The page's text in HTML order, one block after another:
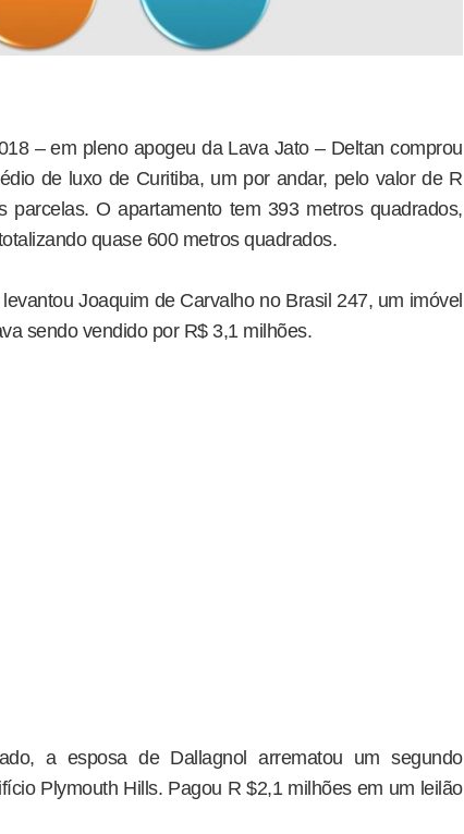
– em pleno apogeu da Lava Jato – Deltan comprou
de luxo de Curitiba, um por andar, pelo valor de R
parcelas. O apartamento tem 393 metros quadrados,
quase 600 metros quadrados.
Joaquim de Carvalho no Brasil 247, um imóvel
sendo vendido por R$ 3,1 milhões.
a esposa de Dallagnol arrematou um segundo
Plymouth Hills. Pagou R $2,1 milhões em um leilão